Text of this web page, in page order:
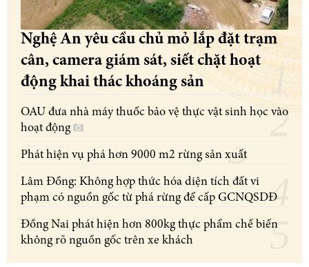
Nghệ An yêu cầu chủ mỏ lắp đặt trạm
cân, camera giám sát, siết chặt hoạt
động khai thác khoáng sản
OAU đưa nhà máy thuốc bảo vệ thực vật sinh học vào
hoạt động
Phát hiện vụ phá hơn 9000 m2 rừng sản xuất
Lâm Đồng: Không hợp thức hóa diện tích đất vi
phạm có nguồn gốc từ phá rừng để cấp GCNQSDĐ
Đồng Nai phát hiện hơn 800kg thực phẩm chế biến
không rõ nguồn gốc trên xe khách